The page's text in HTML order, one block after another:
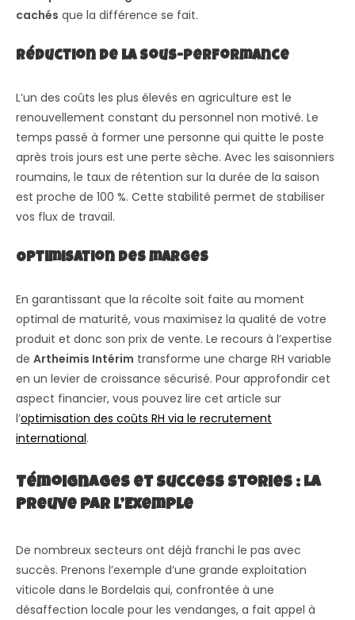
cachés que la différence se fait.
Réduction de la sous-performance
L’un des coûts les plus élevés en agriculture est le
renouvellement constant du personnel non motivé. Le
temps passé à former une personne qui quitte le poste
après trois jours est une perte sèche. Avec les saisonniers
roumains, le taux de rétention sur la durée de la saison
est proche de 100 %. Cette stabilité permet de stabiliser
vos flux de travail.
Optimisation des marges
En garantissant que la récolte soit faite au moment
optimal de maturité, vous maximisez la qualité de votre
produit et donc son prix de vente. Le recours à l’expertise
de Artheimis Intérim transforme une charge RH variable
en un levier de croissance sécurisé. Pour approfondir cet
aspect financier, vous pouvez lire cet article sur
l’optimisation des coûts RH via le recrutement
international.
Témoignages et Success Stories : La
Preuve par l’Exemple
De nombreux secteurs ont déjà franchi le pas avec
succès. Prenons l’exemple d’une grande exploitation
viticole dans le Bordelais qui, confrontée à une
désaffection locale pour les vendanges, a fait appel à